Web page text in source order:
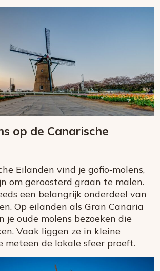
op de Canarische
Eilanden vind je gofio‑molens,
om geroosterd graan te malen.
een belangrijk onderdeel van
Op eilanden als Gran Canaria
je oude molens bezoeken die
Vaak liggen ze in kleine
meteen de lokale sfeer proeft.